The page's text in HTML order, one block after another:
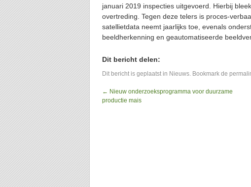
januari 2019 inspecties uitgevoerd. Hierbij
overtreding. Tegen deze telers is proces-
satellietdata neemt jaarlijks toe, evenals
beeldherkenning en geautomatiseerde
Dit bericht delen:
Dit bericht is geplaatst in Nieuws. Bookmark de
← Nieuw onderzoeksprogramma voor duurzame
productie mais